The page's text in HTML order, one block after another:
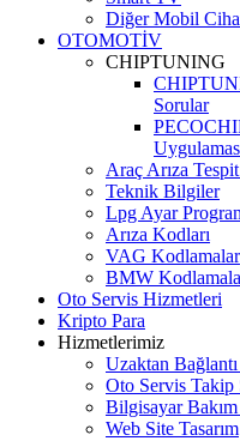
Diğer Mobil
OTOMOTİV
CHIPTUNING
Sorular
Araç Arıza
Teknik Bilgiler
Lpg Ayar
Arıza Kodları
VAG Kodlamalar
BMW
Oto Servis Hizmetleri
Kripto Para
Hizmetlerimiz
Uzaktan
Oto Servis Takip
Bilgisayar
Web Site Tasarım